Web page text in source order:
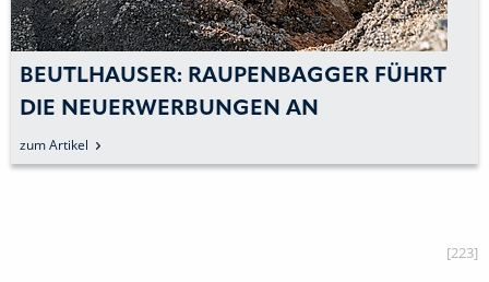
BEUTLHAUSER: RAUPENBAGGER FÜHRT
DIE NEUERWERBUNGEN AN
zum Artikel
[223]